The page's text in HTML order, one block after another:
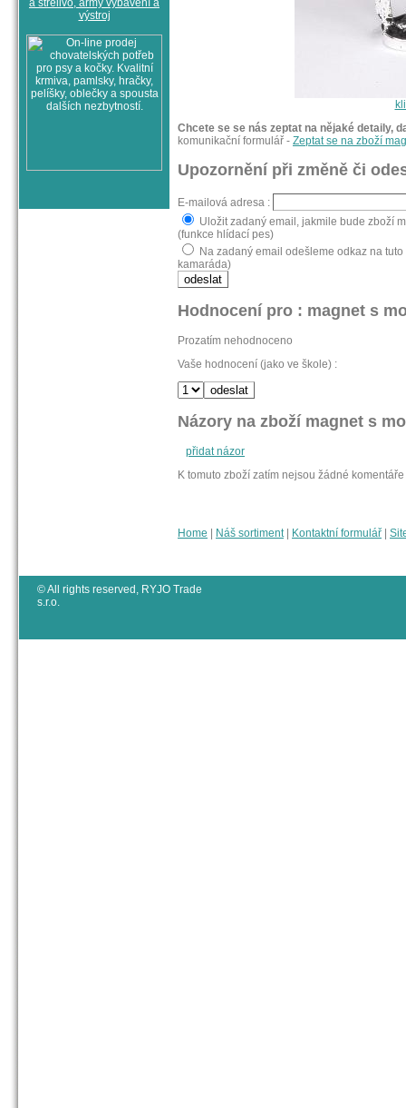
Chcete se se nás zeptat na nějaké detaily,
komunikační formulář - Zeptat se na zboží
Upozornění při změně či
E-mailová adresa :
Uložit zadaný email, jakmile bude zboží
(funkce hlídací pes)
Na zadaný email odešleme odkaz na
kamaráda)
Hodnocení pro : magnet s
Prozatím nehodnoceno
Vaše hodnocení (jako ve škole) :
Názory na zboží magnet s
přidat názor
K tomuto zboží zatím nejsou žádné komentáře
Home | Náš sortiment | Kontaktní formulář |
© All rights reserved, RYJO Trade
s.r.o.